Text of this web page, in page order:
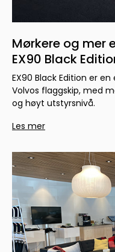
Mørkere og mer
EX90 Black
EX90 Black Edition er
Volvos flaggskip, med
og høyt utstyrsnivå.
Les mer